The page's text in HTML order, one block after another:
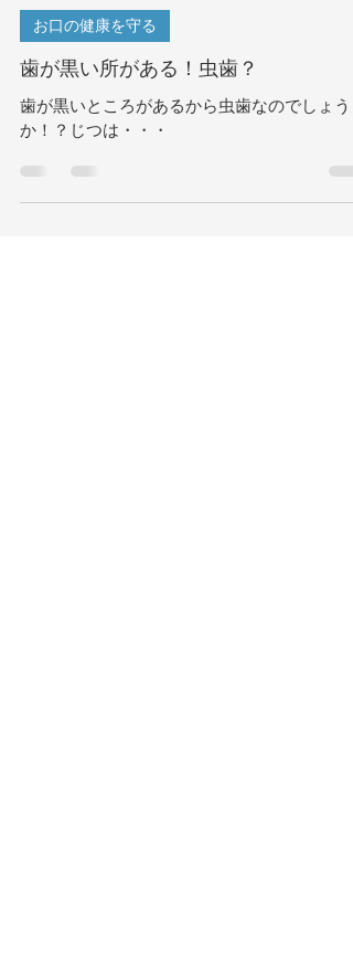
2024年3月22日 読了時間: 2分
お口の健康を守る
歯が黒い所がある！虫歯？
か！？じつは・・・